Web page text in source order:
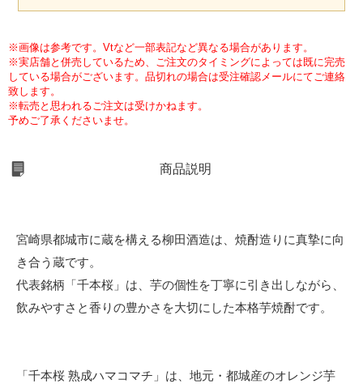
※画像は参考です。Vtなど一部表記など異なる場合があります。
※実店舗と併売しているため、ご注文のタイミングによっては既に完売
している場合がございます。品切れの場合は受注確認メールにてご連絡
致します。
※転売と思われるご注文は受けかねます。
予めご了承くださいませ。
商品説明
宮崎県都城市に蔵を構える柳田酒造は、焼酎造りに真摯に向
き合う蔵です。
代表銘柄「千本桜」は、芋の個性を丁寧に引き出しながら、
飲みやすさと香りの豊かさを大切にした本格芋焼酎です。
「千本桜 熟成ハマコマチ」は、地元・都城産のオレンジ芋